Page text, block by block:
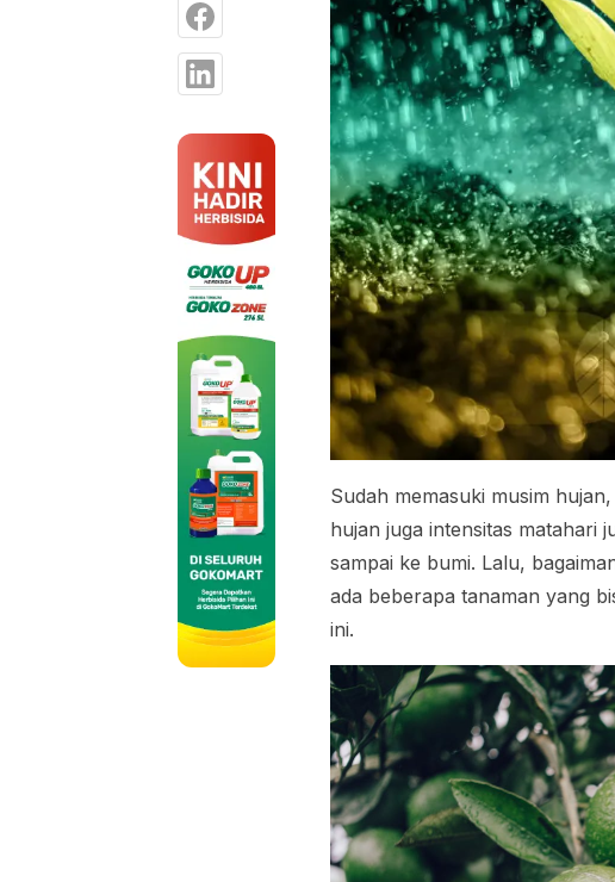
Sudah memasuki musim
hujan juga intensitas matahari
sampai ke bumi. Lalu,
ada beberapa tanaman yang
ini.